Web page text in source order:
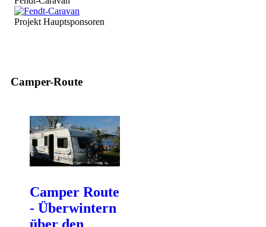
Projekt Hauptsponsoren
Camper-Route
Camper Route
- Überwintern